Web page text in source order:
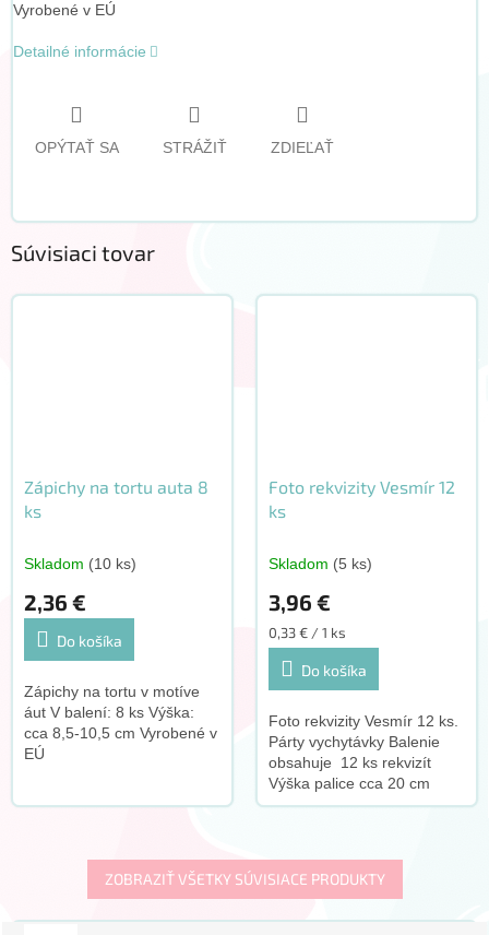
Vyrobené v EÚ
Detailné informácie
OPÝTAŤ SA STRÁŽIŤ ZDIEĽAŤ
Súvisiaci tovar
Zápichy na tortu auta 8
ks
Skladom (10 ks)
2,36 €
Do košíka
Zápichy na tortu v motíve
áut V balení: 8 ks Výška:
cca 8,5-10,5 cm Vyrobené v
EÚ
Foto rekvizity Vesmír 12
ks
Skladom (5 ks)
3,96 €
Jednotková
cena:
0,33 € / 1 ks
Do košíka
Foto rekvizity Vesmír 12 ks.
Párty vychytávky Balenie
obsahuje 12 ks rekvizít
Výška palice cca 20 cm
Výška podpery od 6 do 22
ZOBRAZIŤ VŠETKY SÚVISIACE PRODUKTY